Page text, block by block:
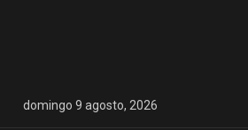
domingo 9 agosto, 2026